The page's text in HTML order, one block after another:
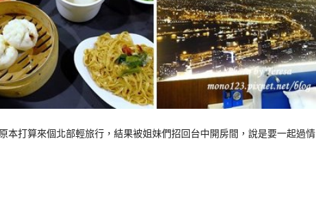
本打算來個北部輕旅行，結果被姐妹們招回台中開房間，說是要一起過情